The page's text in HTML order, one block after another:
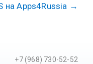
на Apps4Russia →
+7 (968) 730-52-52